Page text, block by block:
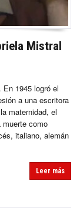
Mistral
1945 logró el
a una escritora
maternidad, el
muerte como
italiano, alemán
Leer más